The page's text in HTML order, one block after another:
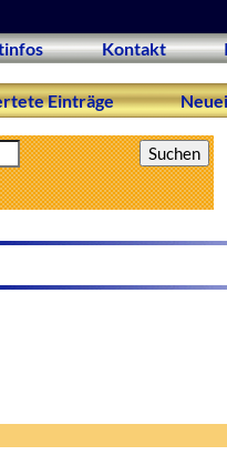
Kontakt
Einträge